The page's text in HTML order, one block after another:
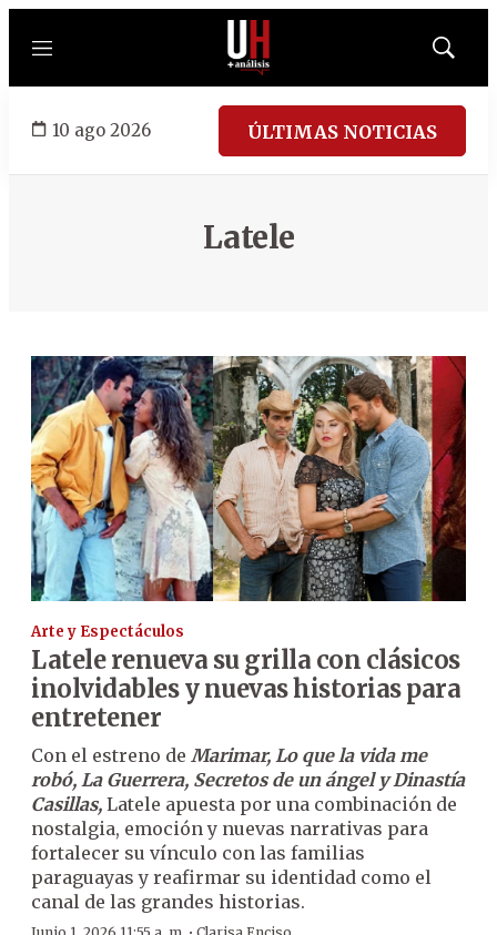
Menú
Mostrar
10 ago 2026 ÚLTIMAS NOTICIAS
Latele
Arte y Espectáculos
Latele renueva su grilla con clásicos
inolvidables y nuevas historias para
entretener
Con el estreno de Marimar, Lo que la vida me
robó, La Guerrera, Secretos de un ángel y Dinastía
Casillas, Latele apuesta por una combinación de
nostalgia, emoción y nuevas narrativas para
fortalecer su vínculo con las familias
paraguayas y reafirmar su identidad como el
canal de las grandes historias.